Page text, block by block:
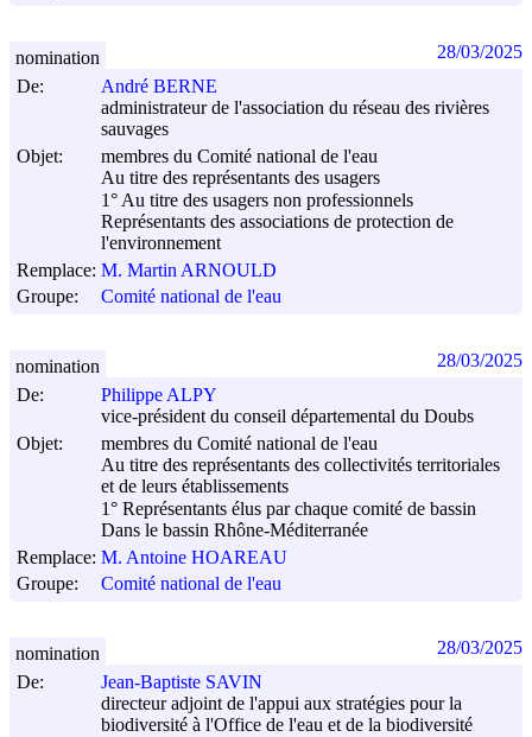
De:
André BERNE
administrateur de l'association du réseau des rivières
sauvages
Objet:
membres du Comité national de l'eau
Au titre des représentants des usagers
1° Au titre des usagers non professionnels
Représentants des associations de protection de
l'environnement
Remplace: M. Martin ARNOULD
Groupe:
Comité national de l'eau
nomination 28/03/2025
De:
Philippe ALPY
vice-président du conseil départemental du Doubs
Objet:
membres du Comité national de l'eau
Au titre des représentants des collectivités territoriales
et de leurs établissements
1° Représentants élus par chaque comité de bassin
Dans le bassin Rhône-Méditerranée
Remplace: M. Antoine HOAREAU
Groupe:
Comité national de l'eau
nomination 28/03/2025
De:
Jean-Baptiste SAVIN
directeur adjoint de l'appui aux stratégies pour la
biodiversité à l'Office de l'eau et de la biodiversité
nomination 28/03/2025